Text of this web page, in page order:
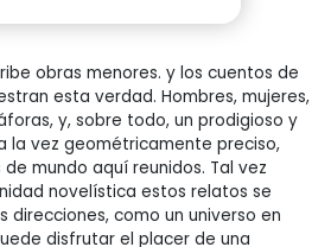
obras menores. y los cuentos de
esta verdad. Hombres, mujeres,
y, sobre todo, un prodigioso y
la vez geométricamente preciso,
mundo aquí reunidos. Tal vez
novelística estos relatos se
direcciones, como un universo en
disfrutar el placer de una